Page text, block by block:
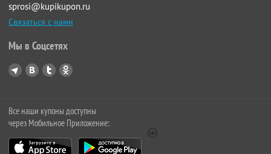
sprosi@kupikupon.ru
Связаться с нами
Мы в Соцсетях
Все наши купоны доступны
через Мобильное Приложение: